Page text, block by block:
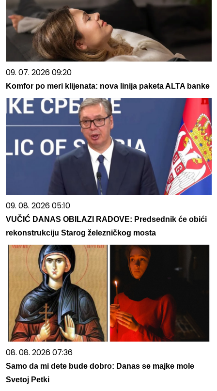
09. 07. 2026 09:20
Komfor po meri klijenata: nova linija paketa ALTA banke
09. 08. 2026 05:10
VUČIĆ DANAS OBILAZI RADOVE: Predsednik će obići
rekonstrukciju Starog železničkog mosta
08. 08. 2026 07:36
Samo da mi dete bude dobro: Danas se majke mole
Svetoj Petki